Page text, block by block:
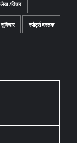
लेख /विचार
सुविचार स्पोर्ट्स दस्तक